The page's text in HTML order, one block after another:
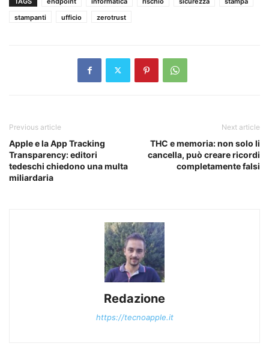
stampanti
ufficio zerotrust
Previous article
Apple e la App Tracking
Transparency: editori
tedeschi chiedono una multa
miliardaria
Next article
THC e memoria: non solo li
cancella, può creare ricordi
completamente falsi
Redazione
https://tecnoapple.it